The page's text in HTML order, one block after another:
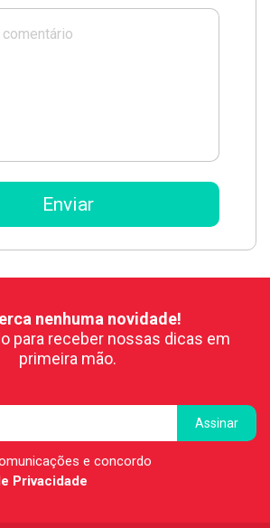
nenhuma novidade!
para receber nossas dicas em
primeira mão.
e concordo
Privacidade